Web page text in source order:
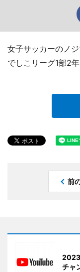
女子サッカーのノ
でしこリーグ1部2
前
2023
チャ